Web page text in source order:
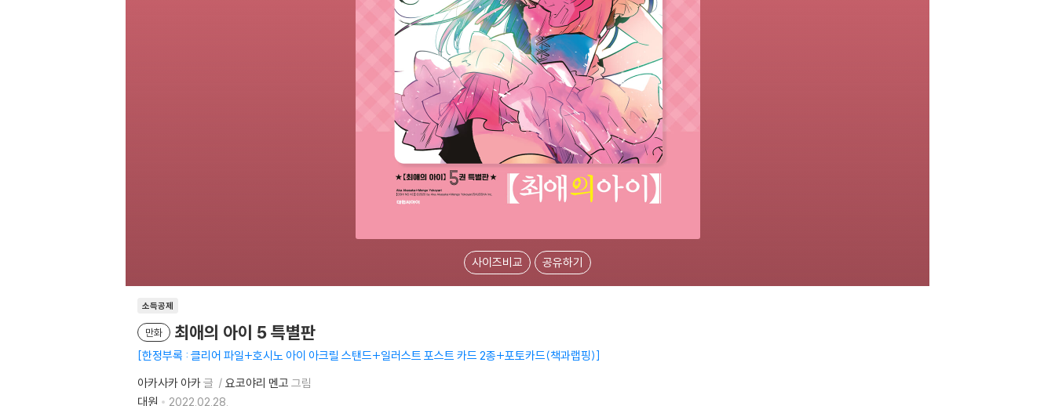
사이즈비교 공유하기
소득공제
만화 최애의 아이 5 특별판
한정부록 : 클리어 파일+호시노 아이 아크릴 스탠드+일러스트 포스트 카드 2종+포토카드(책과랩핑)
아카사카 아카글 요코야리 멘고 그림
대원
2022.02.28.